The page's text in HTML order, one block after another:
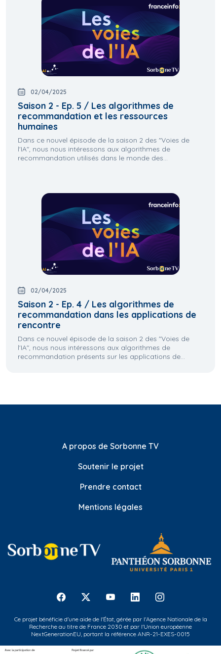
02/04/2025
Saison 2 - Ep. 5 / Les algorithmes de
recommandation et les ressources
humaines
Dans ce nouvel épisode de la saison 2 des "Voies de
l'IA", nous nous intéressons aux algorithmes de
recommandation utilisés dans le monde des...
02/04/2025
Saison 2 - Ep. 4 / Les algorithmes de
recommandation dans les applications de
rencontre
Dans ce nouvel épisode de la saison 2 des "Voies de
l'IA", nous nous intéressons aux algorithmes de
recommandation présents sur les applications de...
A propos de Sorbonne TV
Soutenir le projet
Prendre contact
Mentions légales
Ce projet bénéficie d'une aide de l'État, gérée par l'Agence Nationale de la
Recherche au titre de France 2030 et par l'Union européenne
NextGenerationEU, portant la référence ANR-21-EXES-0015